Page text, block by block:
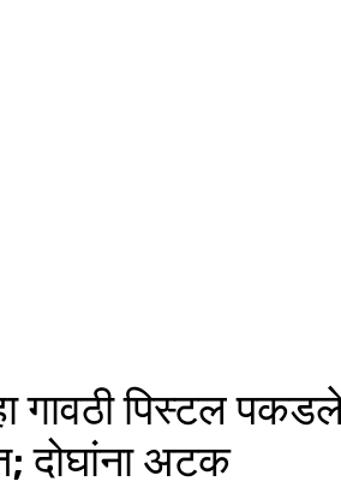
गावठी पिस्टल
दोघांना अटक